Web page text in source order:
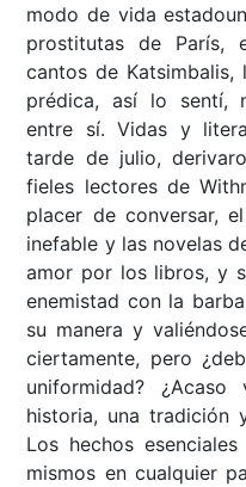
modo de vida
prostitutas de
cantos de
prédica, así lo sentí,
entre sí. Vidas y
tarde de julio,
fieles lectores de
placer de conversar,
inefable y las novelas
amor por los libros, y
enemistad con la
su manera y
ciertamente, pero
uniformidad?
historia, una tradición
Los hechos
mismos en cualquier